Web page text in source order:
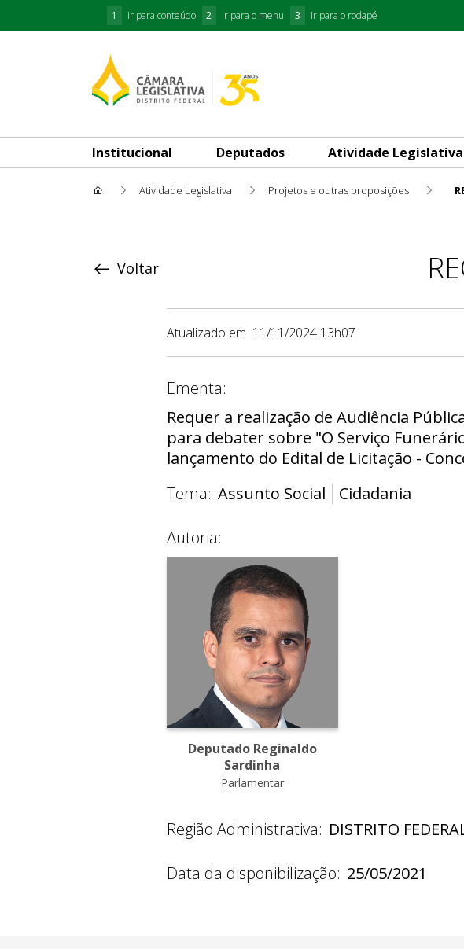
1 Ir para conteúdo 2 Ir para o menu 3 Ir para o rodapé
Institucional Deputados Atividade Legislativa
Atividade Legislativa Projetos e outras proposições
Voltar
Atualizado em 11/11/2024 13h07
Ementa:
Requer a realização de Audiência
para debater sobre "O Serviço
lançamento do Edital de Licitação -
Tema: Assunto Social Cidadania
Autoria:
Deputado Reginaldo
Sardinha
Parlamentar
Região Administrativa: DISTRITO
Data da disponibilização: 25/05/2021